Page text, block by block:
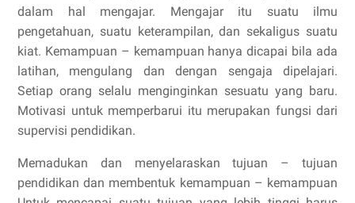
dalam hal mengajar. Mengajar itu suatu ilmu
pengetahuan, suatu keterampilan, dan sekaligus suatu
kiat. Kemampuan – kemampuan hanya dicapai bila ada
latihan, mengulang dan dengan sengaja dipelajari.
Setiap orang selalu menginginkan sesuatu yang baru.
Motivasi untuk memperbarui itu merupakan fungsi dari
supervisi pendidikan.
Memadukan dan menyelaraskan tujuan – tujuan
pendidikan dan membentuk kemampuan – kemampuan